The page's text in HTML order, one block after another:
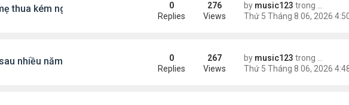
thua kém người khác" by music123 trong
0
Replies
276
Views
nhiều năm ở ẩn by music123 trong
0
Replies
267
Views